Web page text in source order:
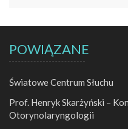
POWIĄZANE
Światowe Centrum Słuchu
Prof. Henryk Skarżyński –
Otorynolaryngologii